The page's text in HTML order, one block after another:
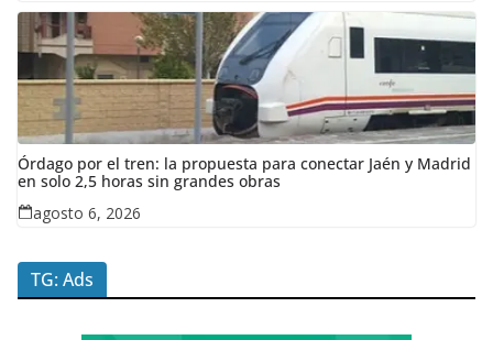
Órdago por el tren: la propuesta para conectar Jaén y Madrid
en solo 2,5 horas sin grandes obras
agosto 6, 2026
TG: Ads